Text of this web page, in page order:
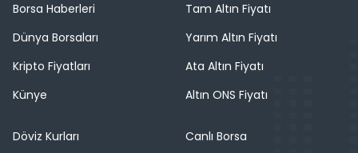
Borsa Haberleri
Dünya Borsaları
Kripto Fiyatları
Künye
Tam Altın Fiyatı
Yarım Altın Fiyatı
Ata Altın Fiyatı
Altın ONS Fiyatı
Döviz Kurları
Canlı Borsa